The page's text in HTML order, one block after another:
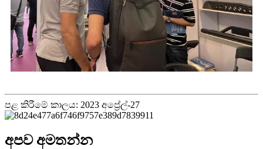
පළ කිරීමේ කාලය: 2023 අප්‍රේල්-27
අපව අමතන්න